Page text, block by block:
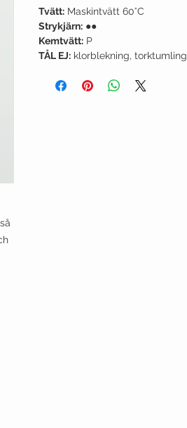
Tvätt: Maskintvätt 60°C
Strykjärn: ●●
Kemtvätt: P
TÅL EJ: klorblekning, torktumling